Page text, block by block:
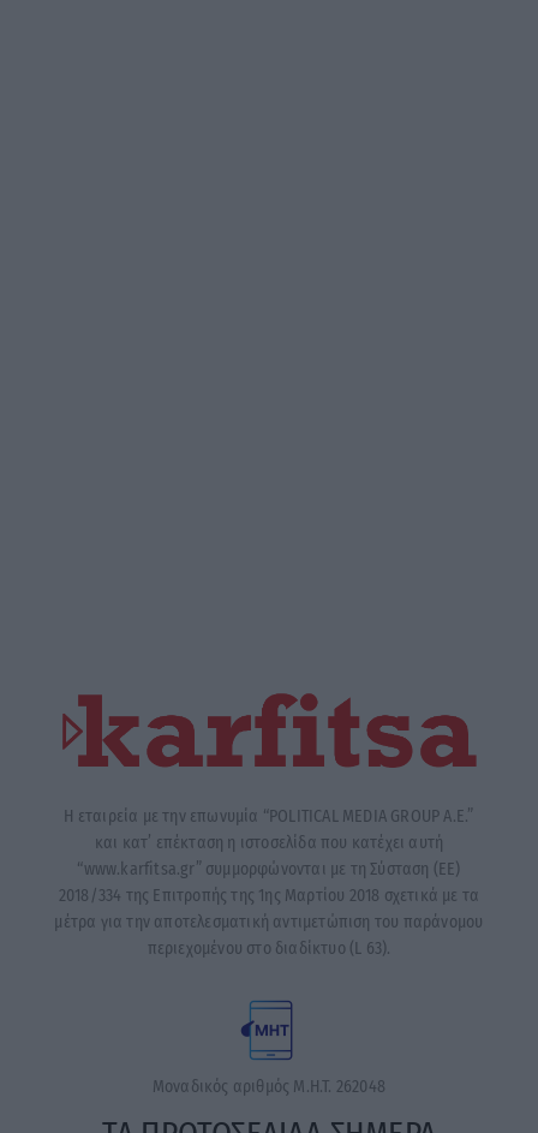
Η εταιρεία με την επωνυμία “POLITICAL MEDIA GROUP A.E.”
και κατ’ επέκταση η ιστοσελίδα που κατέχει αυτή
“www.karfitsa.gr” συμμορφώνονται με τη Σύσταση (ΕΕ)
2018/334 της Επιτροπής της 1ης Μαρτίου 2018 σχετικά με τα
μέτρα για την αποτελεσματική αντιμετώπιση του παράνομου
περιεχομένου στο διαδίκτυο (L 63).
Μοναδικός αριθμός Μ.Η.Τ. 262048